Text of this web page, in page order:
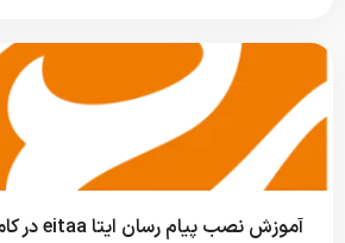
آموزش نصب پیام رسان ایتا eitaa در کامپیوتر